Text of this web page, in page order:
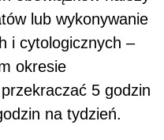
lub wykonywanie
i cytologicznych –
okresie
5 godzin
na tydzień.